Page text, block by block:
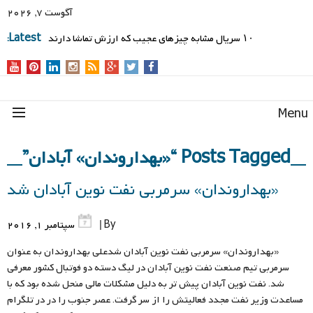
آگوست 7, 2026
Latest:
۱۰ سریال مشابه چیزهای عجیب که ارزش تماشا دارند
Posts Tagged “«بهداروندان» آبادان”
«بهداروندان» سرمربی نفت نوین آبادان شد
By |
سپتامبر 1, 2016
«بهداروندان» سرمربی نفت نوین آبادان شدعلی بهداروندان به عنوان
سرمربی تیم صنعت نفت نوین آبادان در لیگ دسته دو فوتبال کشور معرفی
شد. نفت نوین آبادان پیش تر به دلیل مشکلات مالی منحل شده بود که با
مساعدت وزیر نفت مجدد فعالیتش را از سر گرفت. عصر جنوب را در در تلگرام